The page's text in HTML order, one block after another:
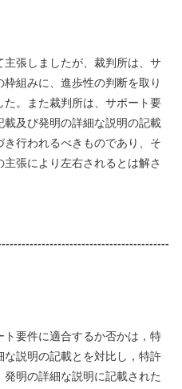
張しましたが、裁判所は、サ
組みに、進歩性の判断を取り
。また裁判所は、サポート要
及び発明の詳細な説明の記載
行われるべきものであり、そ
張により左右されるとは解さ
要件に適合するか否かは，特
説明の記載とを対比し，特許
明の詳細な説明に記載された